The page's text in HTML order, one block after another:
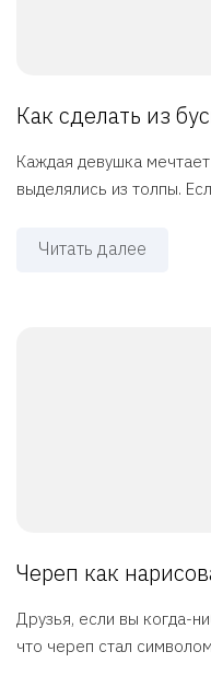
Как сделать из
Каждая девушка
выделялись из толпы.
Читать далее
Череп как
Друзья, если вы когда-
что череп стал